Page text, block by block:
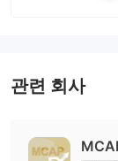
관련 회사